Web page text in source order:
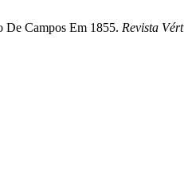
Campos Em 1855. Revista